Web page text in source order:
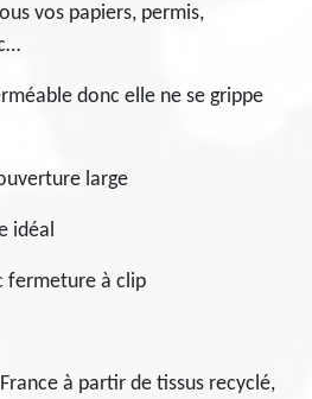
vos papiers, permis,
donc elle ne se grippe
large
idéal
fermeture à clip
à partir de tissus recyclé,